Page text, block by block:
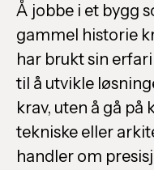
Å jobbe i et bygg
gammel historie
har brukt sin
til å utvikle
krav, uten å gå
tekniske eller
handler om